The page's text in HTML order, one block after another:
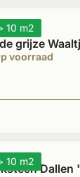
10 m2
voorraad
grijze
10 m2
Dallen